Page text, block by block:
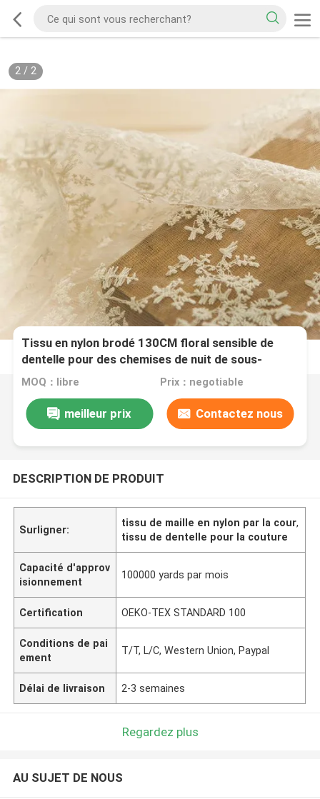
2/ 2
Tissu en nylon brodé 130CM floral sensible de
dentelle pour des chemises de nuit de sous-
vêtements
MOQ：libre Prix：negotiable
meilleur prix Contactez nous
DESCRIPTION DE PRODUIT
Surligner:
tissu de maille en nylon par la cour,
tissu de dentelle pour la couture
Capacité d'approv
isionnement
100000 yards par mois
Certification OEKO-TEX STANDARD 100
Conditions de pai
ement
T/T, L/C, Western Union, Paypal
Délai de livraison 2-3 semaines
Regardez plus
AU SUJET DE NOUS